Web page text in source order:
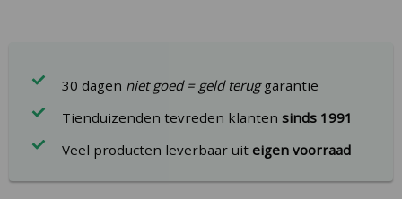
30 dagen niet goed = geld teruggarantie
Tienduizenden tevreden klantensinds 1991
Veel producten leverbaar uiteigen voorraad